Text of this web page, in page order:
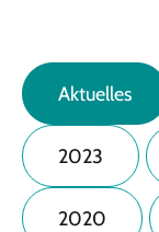
Aktuelles
2023
2020